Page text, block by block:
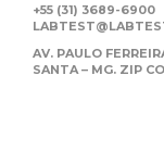
+55 (31) 3689-6900
AV. PAULO
SANTA – MG. ZIP